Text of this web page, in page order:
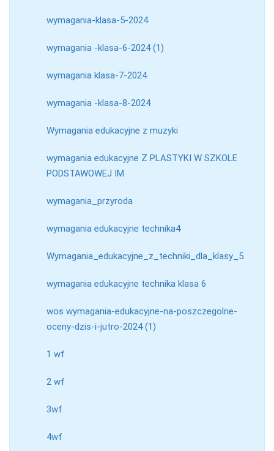
wymagania-klasa-5-2024
wymagania -klasa-6-2024 (1)
wymagania klasa-7-2024
wymagania -klasa-8-2024
Wymagania edukacyjne z muzyki
wymagania edukacyjne Z PLASTYKI W SZKOLE
PODSTAWOWEJ IM
wymagania_przyroda
wymagania edukacyjne technika4
Wymagania_edukacyjne_z_techniki_dla_klasy_5
wymagania edukacyjne technika klasa 6
wos wymagania-edukacyjne-na-poszczegolne-
oceny-dzis-i-jutro-2024 (1)
1 wf
2 wf
3wf
4wf